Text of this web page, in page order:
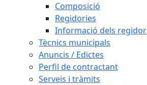
Composició
Regidories
Informació dels
Tècnics municipals
Anuncis / Edictes
Perfil de contractant
Serveis i tràmits